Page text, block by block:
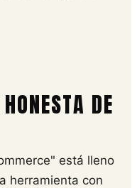
DE
está lleno
herramienta con